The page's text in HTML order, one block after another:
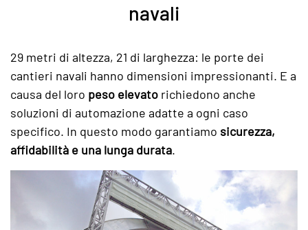
navali
29 metri di altezza, 21 di larghezza: le porte dei
cantieri navali hanno dimensioni impressionanti. E a
causa del loro peso elevato richiedono anche
soluzioni di automazione adatte a ogni caso
specifico. In questo modo garantiamo sicurezza,
affidabilità e una lunga durata.